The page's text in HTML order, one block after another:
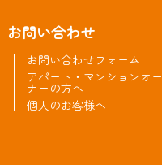
お問い合わせ
お問い合わせフォーム
アパート・マンションオー
ナーの方へ
個人のお客様へ